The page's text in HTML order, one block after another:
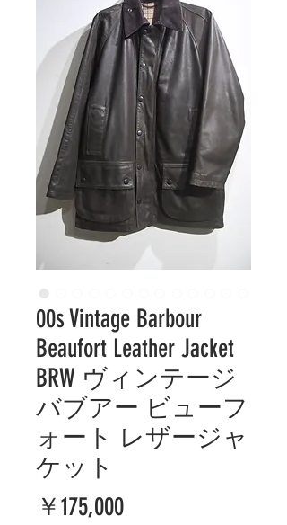
00s Vintage Barbour
Beaufort Leather Jacket
BRW ヴィンテージ
バブアー ビューフ
ォート レザージャ
ケット
￥175,000価